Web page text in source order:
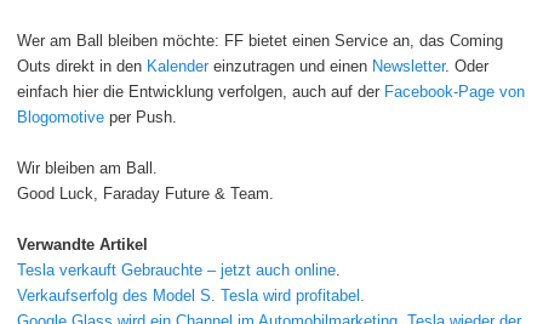
Wer am Ball bleiben möchte: FF bietet einen Service an, das Coming
Outs direkt in den Kalendereinzutragen und einen Newsletter. Oder
einfach hier die Entwicklung verfolgen, auch auf der Facebook-Page von
Blogomotive per Push.
Wir bleiben am Ball.
Good Luck, Faraday Future & Team.
Verwandte Artikel
Tesla verkauft Gebrauchte – jetzt auch online
Verkaufserfolg des Model S. Tesla wird profitabel.